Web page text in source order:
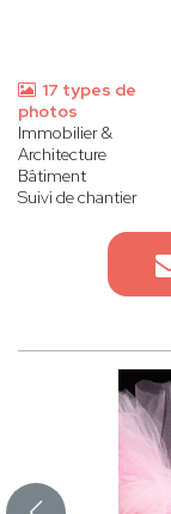
17 types de
photos
Immobilier &
Architecture
Bâtiment
Suivi de chantier